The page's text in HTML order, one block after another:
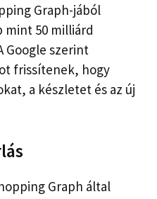
Graph-jából
mint 50 milliárd
Google szerint
frissítenek, hogy
a készletet és az új
Graph által